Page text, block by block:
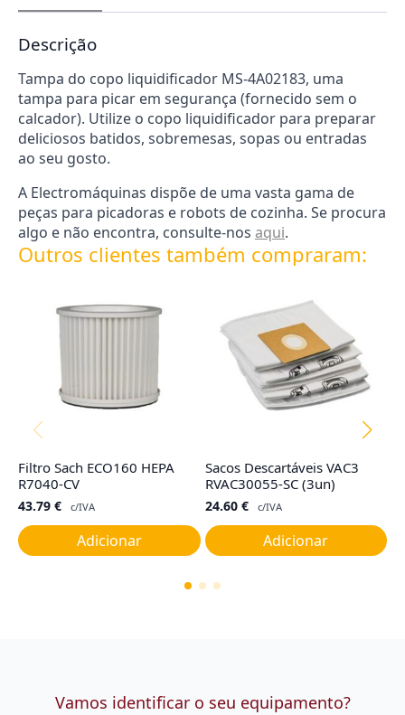
Descrição
Tampa do copo liquidificador MS-4A02183, uma
tampa para picar em segurança (fornecido sem o
calcador). Utilize o copo liquidificador para preparar
deliciosos batidos, sobremesas, sopas ou entradas
ao seu gosto.
A Electromáquinas dispõe de uma vasta gama de
peças para picadoras e robots de cozinha. Se procura
algo e não encontra, consulte-nos aqui.
Outros clientes também compraram:
Filtro Sach ECO160 HEPA
R7040-CV
43.79 € c/IVA
Adicionar
Sacos Descartáveis VAC3
RVAC30055-SC (3un)
24.60 € c/IVA
Adicionar
Vamos identificar o seu equipamento?